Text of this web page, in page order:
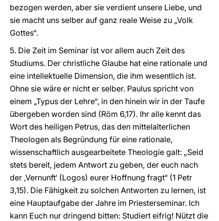
bezogen werden, aber sie verdient unsere Liebe, und
sie macht uns selber auf ganz reale Weise zu „Volk
Gottes“.
5. Die Zeit im Seminar ist vor allem auch Zeit des
Studiums. Der christliche Glaube hat eine rationale und
eine intellektuelle Dimension, die ihm wesentlich ist.
Ohne sie wäre er nicht er selber. Paulus spricht von
einem „Typus der Lehre“, in den hinein wir in der Taufe
übergeben worden sind (Röm 6,17). Ihr alle kennt das
Wort des heiligen Petrus, das den mittelalterlichen
Theologen als Begründung für eine rationale,
wissenschaftlich ausgearbeitete Theologie galt: „Seid
stets bereit, jedem Antwort zu geben, der euch nach
der ‚Vernunft‘ (Logos) eurer Hoffnung fragt“ (1 Petr
3,15). Die Fähigkeit zu solchen Antworten zu lernen, ist
eine Hauptaufgabe der Jahre im Priesterseminar. Ich
kann Euch nur dringend bitten: Studiert eifrig! Nützt die